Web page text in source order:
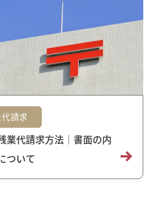
請求
業代請求方法｜書面の内
ついて